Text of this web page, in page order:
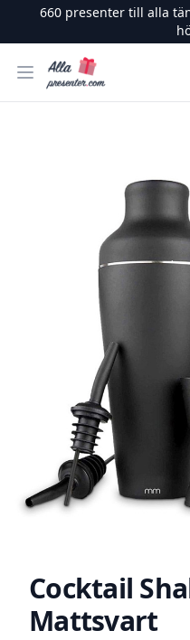
660presenter till alla
Öppna menyn
Alla Presenter
Cocktail
Mattsvart